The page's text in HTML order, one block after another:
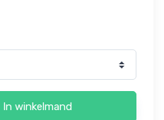
In winkelmand